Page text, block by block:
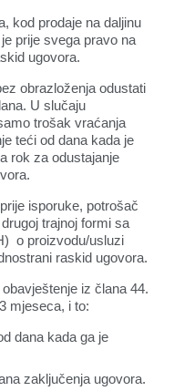
kod prodaje na daljinu
prije svega pravo na
ugovora.
obrazloženja odustati
U slučaju
trošak vraćanja
teći od dana kada je
rok za odustajanje
isporuke, potrošač
trajnoj formi sa
o proizvodu/usluzi
raskid ugovora.
iz člana 44.
mjeseca, i to:
dana kada ga je
zaključenja ugovora.